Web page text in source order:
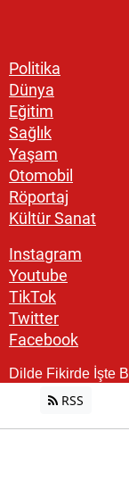
Politika
Dünya
Eğitim
Sağlık
Yaşam
Otomobil
Röportaj
Kültür Sanat
Instagram
Youtube
TikTok
Twitter
Facebook
Dilde Fikirde İşte
RSS